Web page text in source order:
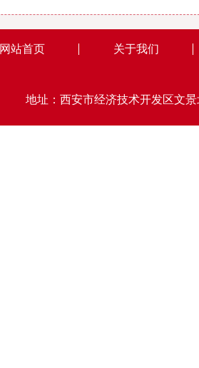
网站首页 关于我们
地址：西安市经济技术开发区文景